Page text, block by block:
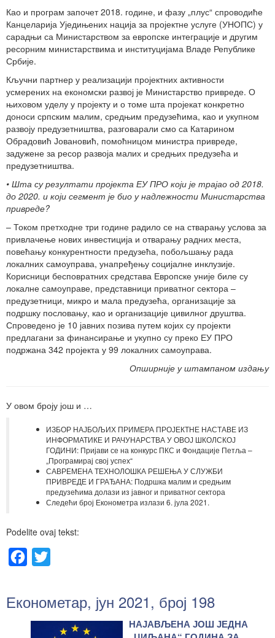
Као и програм започет 2018. године, и фазу „плус“ спроводиће
Канцеларија Уједињених нација за пројектне услуге (УНОПС) у
сарадњи са Министарством за европске интеграције и другим
ресорним министарствима и институцијама Владе Републике
Србије.
Кључни партнер у реализацији пројектних активности
усмерених на економски развој је Министарство привреде. О
њиховом уделу у пројекту и о томе шта пројекат конкретно
доноси српским малим, средњим предузећима, као и укупном
развоју предузетништва, разговарали смо са Катарином
Обрадовић Јовановић, помоћницом министра привреде,
задужене за ресор развоја малих и средњих предузећа и
предузетништва.
• Шта су резултати пројекта ЕУ ПРО који је трајао од 2018.
до 2020. и који сегмент је био у надлежности Министарства
привреде?
– Током претходне три године радило се на стварању услова за
привлачење нових инвестиција и отварању радних места,
повећању конкурентности предузећа, побољшању рада
локалних самоуправа, унапређењу социјалне инклузије.
Корисници бесповратних средстава Европске уније биле су
локалне самоуправе, представници приватног сектора –
предузетници, микро и мала предузећа, организације за
подршку пословању, као и организације цивилног друштва.
Спроведено је 10 јавних позива путем којих су пројекти
предлагани за финансирање и укупно су преко ЕУ ПРО
подржана 342 пројекта у 99 локалних самоуправа.
Опширније у штампаном издању
У овом броју још и …
ИЗБОР НАЈБОЉИХ ПРИМЕРА ПРОЈЕКТНЕ НАСТАВЕ ИЗ
ИНФОРМАТИКЕ И РАЧУНАРСТВА У ОВОЈ ШКОЛСКОЈ
ГОДИНИ: Пријави се на конкурс ПКС и Фондације Петља –
„Програмирај свој успех“
САВРЕМЕНА ТЕХНОЛОШКА РЕШЕЊА У СЛУЖБИ
ПРИВРЕДЕ И ГРАЂАНА: Подршка малим и средњим
предузећима долази из јавног и приватног сектора
Следећи број Економетра излази 6. јула 2021.
Podelite ovaj tekst:
Facebook
Економетар, јун 2021, број 198
НАЈАВЉЕНА ЈОШ ЈЕДНА